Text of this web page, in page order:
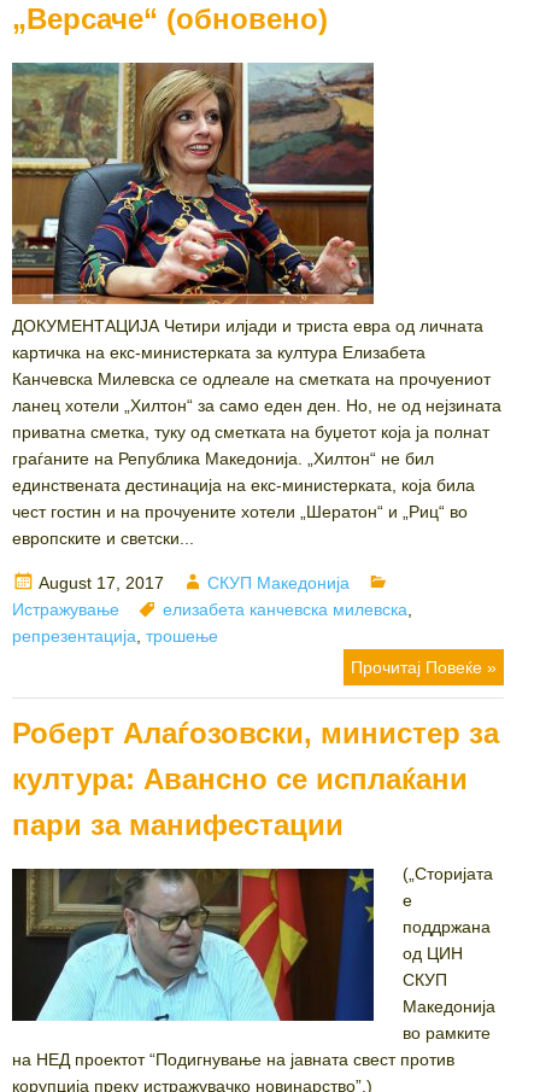
„Версаче“ (обновено)
ДОКУМЕНТАЦИЈА Четири илјади и триста евра од личната
картичка на екс-министерката за култура Елизабета
Канчевска Милевска се одлеале на сметката на прочуениот
ланец хотели „Хилтон“ за само еден ден. Но, не од нејзината
приватна сметка, туку од сметката на буџетот која ја полнат
граѓаните на Република Македонија. „Хилтон“ не бил
единствената дестинација на екс-министерката, која била
чест гостин и на прочуените хотели „Шератон“ и „Риц“ во
европските и светски...
Posted
on
August 17, 2017 Author
СКУП Македонија
Истражување
Tags
елизабета канчевска милевска
репрезентација трошење
Прочитај Повеќе »
Роберт Алаѓозовски, министер за
култура: Авансно се исплаќани
пари за манифестации
(„Сторијата
е
поддржана
од ЦИН
СКУП
Македонија
во рамките
на НЕД проектот “Подигнување на јавната свест против
корупција преку истражувачко новинарство”.)